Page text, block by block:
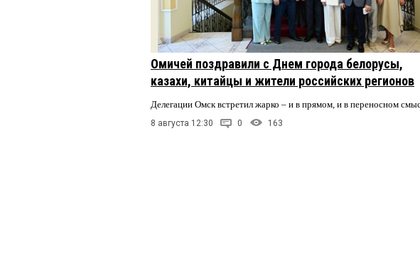
Омичей поздравили с Днем города белорусы,
казахи, китайцы и жители российских регионов
Делегации Омск встретил жарко – и в прямом, и в переносном
8 августа 12:30 0 163